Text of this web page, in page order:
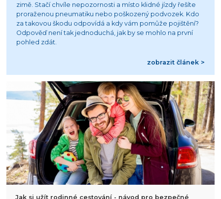
zimě. Stačí chvíle nepozornosti a místo klidné jízdy řešíte
proraženou pneumatiku nebo poškozený podvozek. Kdo
za takovou škodu odpovídá a kdy vám pomůže pojištění?
Odpověď není tak jednoduchá, jak by se mohlo na první
pohled zdát.
zobrazit článek >
Jak si užít rodinné cestování - návod pro bezpečné